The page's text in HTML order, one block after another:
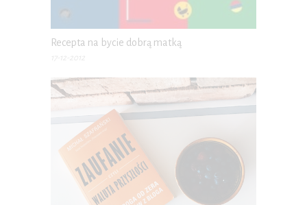
Recepta na bycie dobrą matką
17-12-2012